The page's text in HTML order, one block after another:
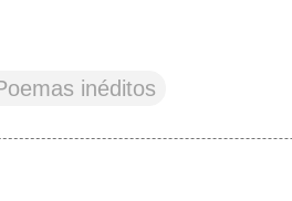
inéditos